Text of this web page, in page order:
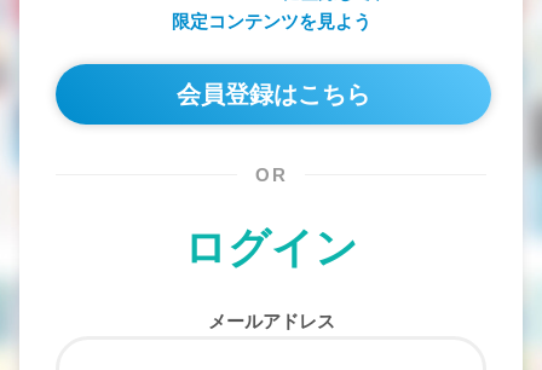
限定コンテンツを見よう
会員登録はこちら
OR
ログイン
メールアドレス